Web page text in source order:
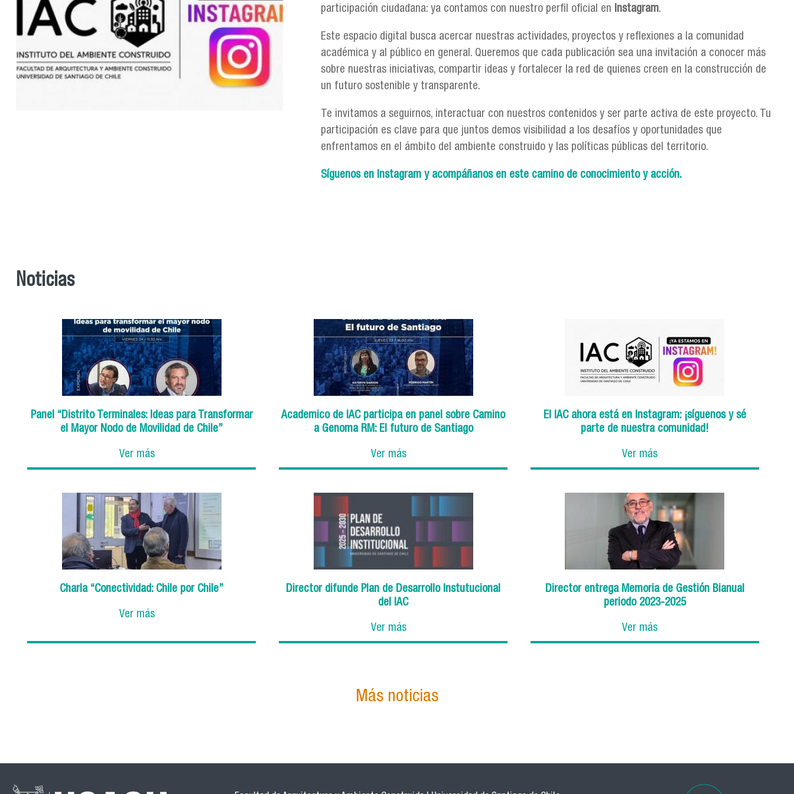
participación ciudadana: ya contamos con nuestro perfil oficial en Instagram.
Este espacio digital busca acercar nuestras actividades, proyectos y reflexiones a la comunidad
académica y al público en general. Queremos que cada publicación sea una invitación a conocer más
sobre nuestras iniciativas, compartir ideas y fortalecer la red de quienes creen en la construcción de
un futuro sostenible y transparente.
Te invitamos a seguirnos, interactuar con nuestros contenidos y ser parte activa de este proyecto. Tu
participación es clave para que juntos demos visibilidad a los desafíos y oportunidades que
enfrentamos en el ámbito del ambiente construido y las políticas públicas del territorio.
Síguenos en Instagram y acompáñanos en este camino de conocimiento y acción.
Noticias
Panel “Distrito Terminales: Ideas para Transformar
el Mayor Nodo de Movilidad de Chile”
Ver más
Academico de IAC participa en panel sobre Camino
a Genoma RM: El futuro de Santiago
Ver más
El IAC ahora está en Instagram: ¡síguenos y sé
parte de nuestra comunidad!
Ver más
Charla “Conectividad: Chile por Chile”
Ver más
Director difunde Plan de Desarrollo Instutucional
del IAC
Ver más
Director entrega Memoria de Gestión Bianual
periodo 2023-2025
Ver más
Más noticias